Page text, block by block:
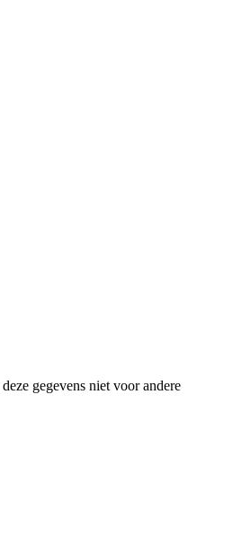
gegevens niet voor andere